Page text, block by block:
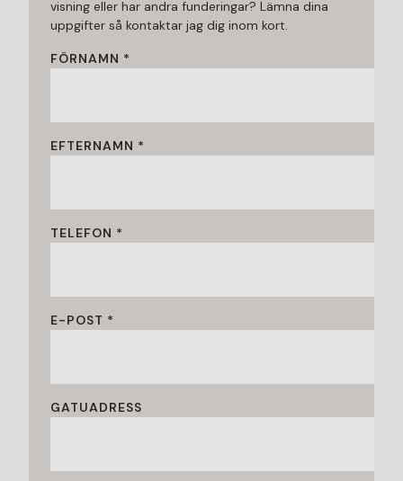
visning eller har andra funderingar? Lämna dina
uppgifter så kontaktar jag dig inom kort.
FÖRNAMN *
EFTERNAMN *
TELEFON *
E-POST *
GATUADRESS